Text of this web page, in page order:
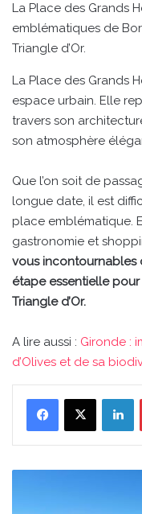
La Place des Grands
emblématiques de
Triangle d’Or.
La Place des Grands
espace urbain. Elle
travers son
son atmosphère
Que l’on soit de
longue date, il est
place emblématique.
gastronomie et
vous incontournables
étape essentielle
Triangle d’Or.
A lire aussi : Gironde :
d’Olives et de sa